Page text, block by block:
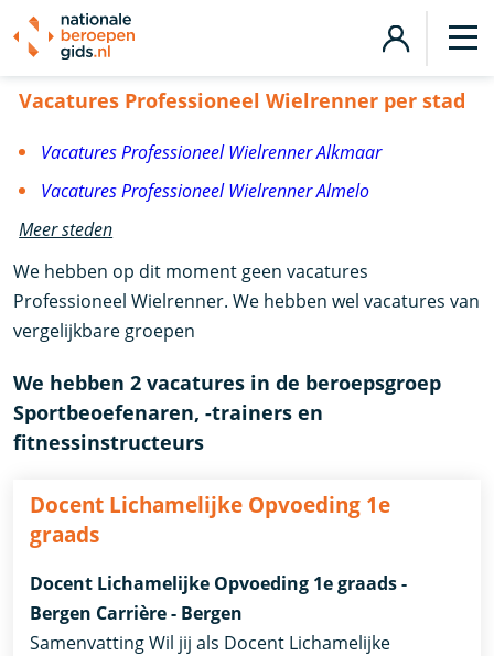
Vacatures Professioneel Wielrenner
Vacatures Professioneel Wielrenner per stad
Vacatures Professioneel Wielrenner Alkmaar
Vacatures Professioneel Wielrenner Almelo
Meer steden
We hebben op dit moment geen vacatures
Professioneel Wielrenner. We hebben wel vacatures van
vergelijkbare groepen
We hebben 2 vacatures in de beroepsgroep
Sportbeoefenaren, -trainers en
fitnessinstructeurs
Docent Lichamelijke Opvoeding 1e
graads
Docent Lichamelijke Opvoeding 1e graads -
Bergen Carrière - Bergen
Samenvatting Wil jij als Docent Lichamelijke